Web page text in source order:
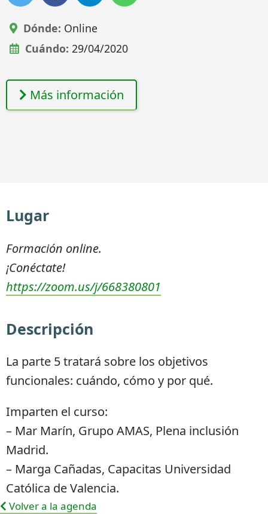
Dónde: Online
Cuándo: 29/04/2020
Más información
Lugar
Formación online.
¡Conéctate!
https://zoom.us/j/668380801
Descripción
La parte 5 tratará sobre los objetivos
funcionales: cuándo, cómo y por qué.
Imparten el curso:
– Mar Marín, Grupo AMAS, Plena inclusión
Madrid.
– Marga Cañadas, Capacitas Universidad
Católica de Valencia.
Volver a la agenda